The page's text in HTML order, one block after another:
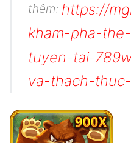
thêm: https://
kham-pha-
tuyen-tai-
va-thach-